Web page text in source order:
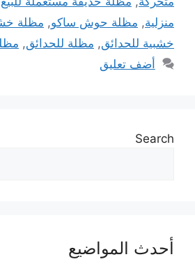
منزلية, مظلة حوش ساكو, مظلة
خشبية للحدائق, مظلة للحدائق,
أضف تعليق
Search
أحدث المواضيع